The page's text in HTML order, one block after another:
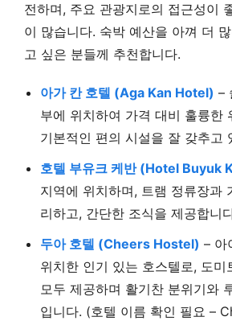
전하며, 주요 관광지로의 접근성이
이 많습니다. 숙박 예산을 아껴 더
고 싶은 분들께 추천합니다.
아가 칸 호텔 (Aga Kan Hotel) –
부에 위치하여 가격 대비 훌륭한
기본적인 편의 시설을 잘 갖추고
호텔 부유크 케반 (Hotel Buyuk
지역에 위치하며, 트램 정류장과
리하고, 간단한 조식을 제공합니
두아 호텔 (Cheers Hostel) – 아
위치한 인기 있는 호스텔로, 도미
모두 제공하며 활기찬 분위기와
입니다. (호텔 이름 확인 필요 –